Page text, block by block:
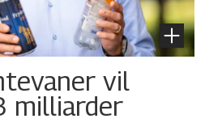
vil
milliarder